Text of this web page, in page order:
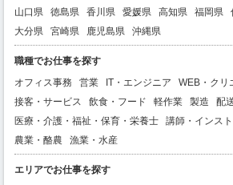
山口県
徳島県 香川県 愛媛県 高知県 福岡県
大分県
宮崎県 鹿児島県 沖縄県
職種でお仕事を探す
オフィス事務
営業 IT・エンジニア WEB・クリ
接客・サービス
飲食・フード 軽作業 製造
配
医療・介護・福祉・保育・栄養士
講師・インス
農業・酪農
漁業・水産
エリアでお仕事を探す